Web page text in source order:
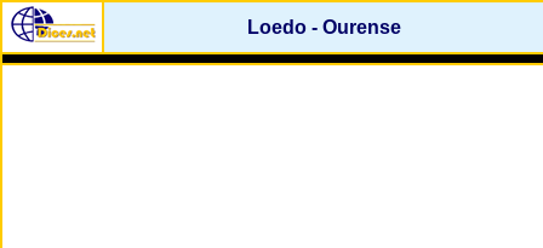
Loedo - Ourense